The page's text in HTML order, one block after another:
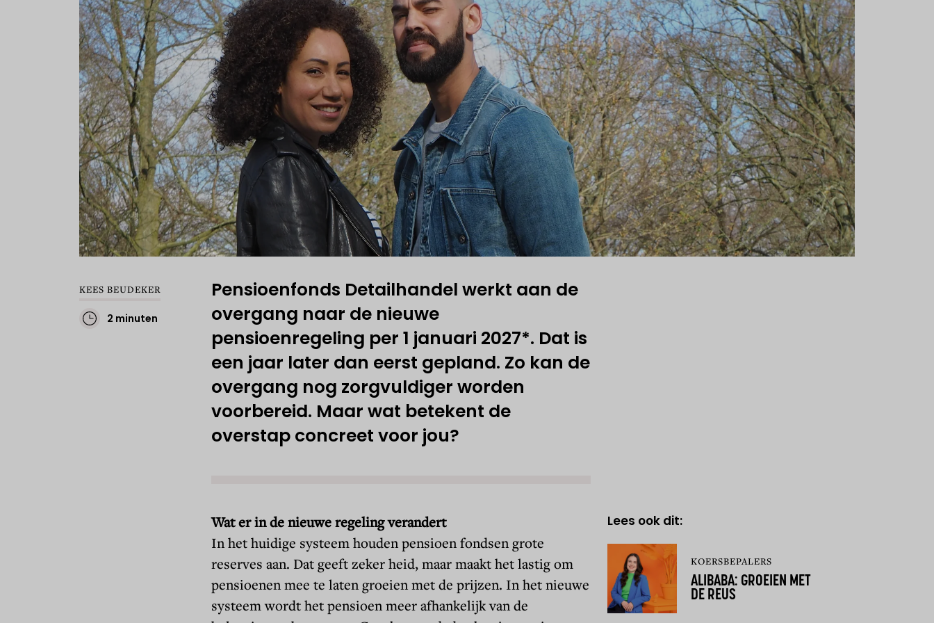
KEES BEUDEKER
2 minuten
Pensioenfonds Detailhandel werkt aan de
overgang naar de nieuwe
pensioenregeling per 1 januari 2027*. Dat is
een jaar later dan eerst gepland. Zo kan de
overgang nog zorgvuldiger worden
voorbereid. Maar wat betekent de
overstap concreet voor jou?
Wat er in de nieuwe regeling verandert
In het huidige systeem houden pensioen fondsen grote
reserves aan. Dat geeft zeker heid, maar maakt het lastig om
pensioenen mee te laten groeien met de prijzen. In het nieuwe
systeem wordt het pensioen meer afhankelijk van de
Lees ook dit:
KOERSBEPALERS
ALIBABA: GROEIEN MET
DE REUS